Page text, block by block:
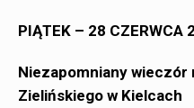
PIĄTEK – 28 CZERWCA
Niezapomniany wieczór
Zielińskiego w Kielcach